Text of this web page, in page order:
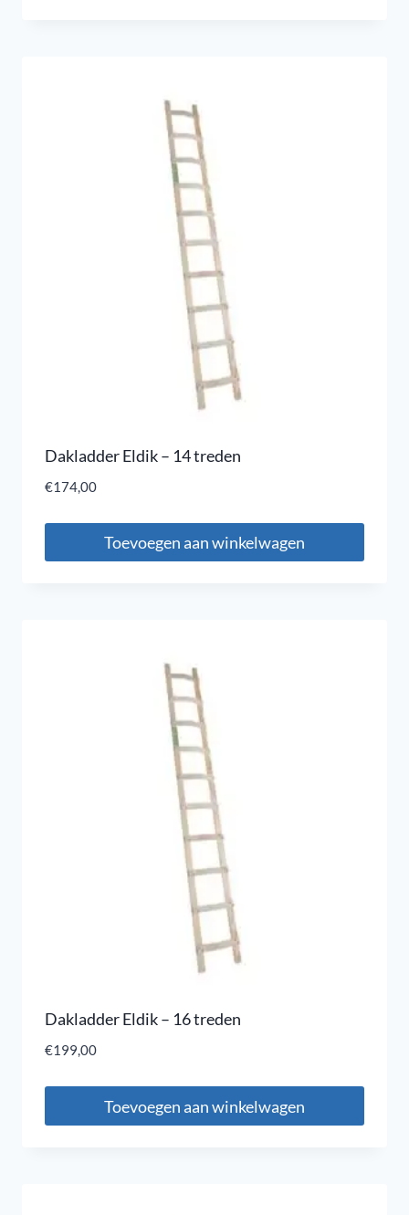
Dakladder Eldik – 14 treden
€174,00
Toevoegen aan winkelwagen
Dakladder Eldik – 16 treden
€199,00
Toevoegen aan winkelwagen